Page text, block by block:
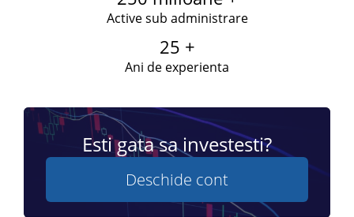
Active sub administrare
25 +
Ani de experienta
Esti gata sa investesti?
Deschide cont